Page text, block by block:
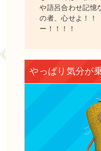
や語呂合わせ記憶
の者、心せよ！
ー！！！！
やっぱり気分が